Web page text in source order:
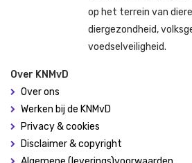
op het terrein van
diergezondheid,
voedselveiligheid.
Over KNMvD
Over ons
Werken bij de KNMvD
Privacy & cookies
Disclaimer & copyright